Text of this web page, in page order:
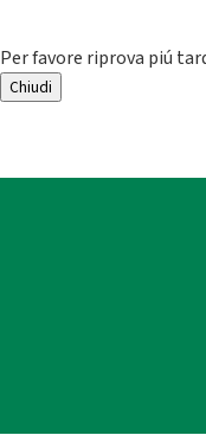
Per favore riprova piú
Chiudi